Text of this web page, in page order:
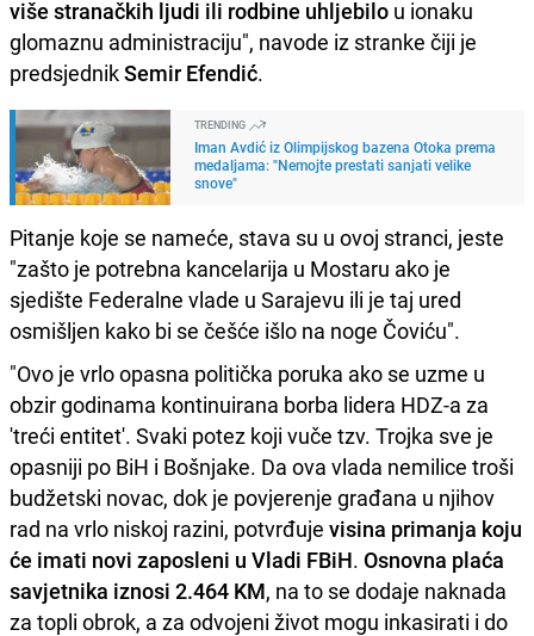
više stranačkih ljudi ili rodbine uhljebilo u ionaku
glomaznu administraciju", navode iz stranke čiji je
predsjednikSemir Efendić.
TRENDING
Iman Avdić iz Olimpijskog bazena Otoka prema
medaljama: "Nemojte prestati sanjati velike
snove"
Pitanje koje se nameće, stava su u ovoj stranci, jeste
"zašto je potrebna kancelarija u Mostaru ako je
sjedište Federalne vlade u Sarajevu ili je taj ured
osmišljen kako bi se češće išlo na noge Čoviću".
"Ovo je vrlo opasna politička poruka ako se uzme u
obzir godinama kontinuirana borba lidera HDZ-a za
'treći entitet'. Svaki potez koji vuče tzv. Trojka sve je
opasniji po BiH i Bošnjake. Da ova vlada nemilice troši
budžetski novac, dok je povjerenje građana u njihov
rad na vrlo niskoj razini, potvrđuje visina primanja koju
će imati novi zaposleni u Vladi FBiH. Osnovna plaća
savjetnika iznosi 2.464 KM, na to se dodaje naknada
za topli obrok, a za odvojeni život mogu inkasirati i do